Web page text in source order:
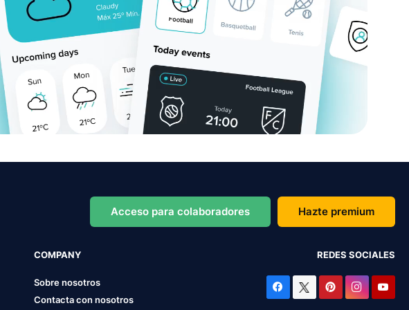
Acceso para colaboradores Hazte premium
COMPANY
Sobre nosotros
Contacta con nosotros
REDES SOCIALES